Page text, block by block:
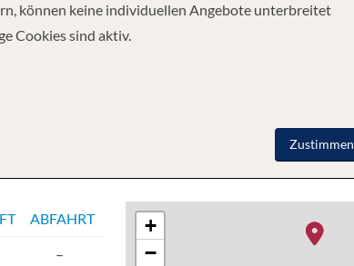
ABFAHRT
–
+
−
können keine individuellen Angebote unterbreitet
Cookies sind aktiv.
Zustimmen